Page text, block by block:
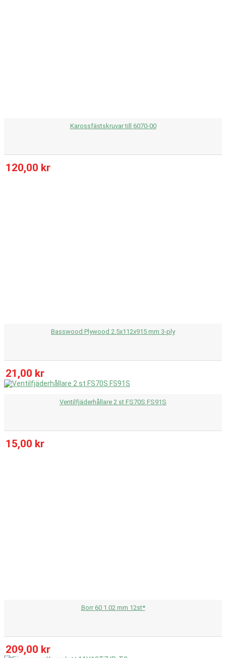
Karossfästskruvar till 6070-00
120,00 kr
Basswood Plywood 2.5x112x915 mm 3-ply
21,00 kr
Ventilfjäderhållare 2 st FS70S FS91S
15,00 kr
Borr 60 1.02 mm 12st*
209,00 kr